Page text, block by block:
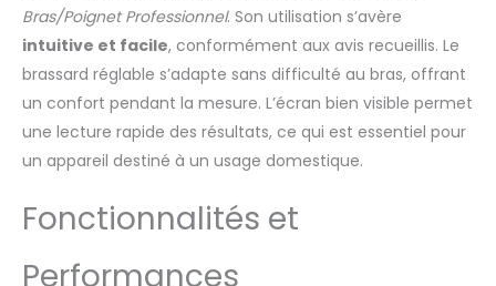
âgées et les familles. 3
MODES UTILISATEUR : La
mémoire de lecture du
tensiomètre peut
enregistrer les données
de 2 utilisateurs et 1
visiteur de manière
utilisateurs peuvent
stocker 597 mesures
Bras/Poignet Professionnel. Son utilisation s’avère
intuitive et facile, conformément aux avis recueillis. Le
brassard réglable s’adapte sans difficulté au bras, offrant
un confort pendant la mesure. L’écran bien visible permet
une lecture rapide des résultats, ce qui est essentiel pour
un appareil destiné à un usage domestique.
Fonctionnalités et
Performances